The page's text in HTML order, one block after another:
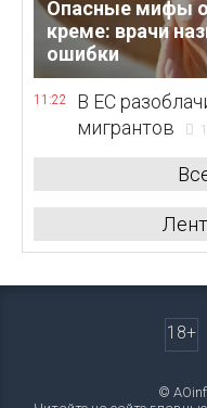
Опасные мифы
креме: врачи
ошибки
11:22
В ЕС
мигрантов
18+
©